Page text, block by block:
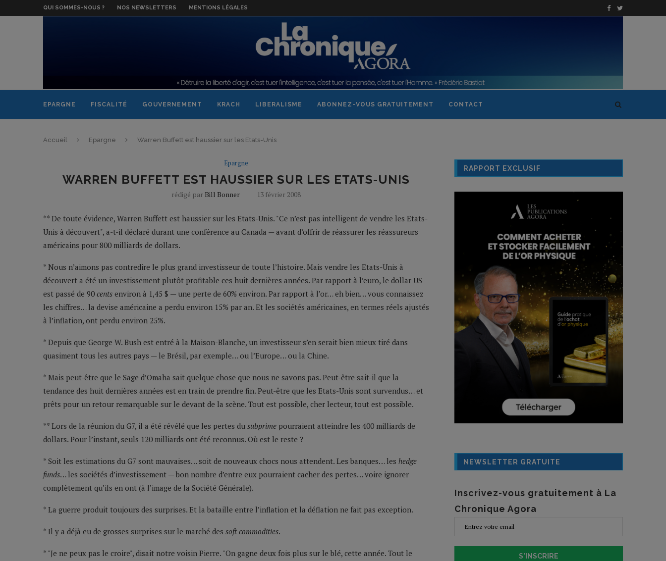
QUI SOMMES-NOUS ? NOS NEWSLETTERS MENTIONS LÉGALES
EPARGNE FISCALITÉ GOUVERNEMENT KRACH LIBERALISME ABONNEZ-VOUS GRATUITEMENT CONTACT
Accueil Epargne Warren Buffett est haussier sur les Etats-Unis
Epargne
WARREN BUFFETT EST HAUSSIER SUR LES ETATS-UNIS
rédigé par Bill Bonner 13 février 2008
** De toute évidence, Warren Buffett est haussier sur les Etats-Unis. "Ce n’est pas intelligent de vendre les Etats-
Unis à découvert", a-t-il déclaré durant une conférence au Canada — avant d’offrir de réassurer les réassureurs
américains pour 800 milliards de dollars.
* Nous n’aimons pas contredire le plus grand investisseur de toute l’histoire. Mais vendre les Etats-Unis à
découvert a été un investissement plutôt profitable ces huit dernières années. Par rapport à l’euro, le dollar US
est passé de 90 cents environ à 1,45 $ — une perte de 60% environ. Par rapport à l’or… eh bien… vous connaissez
les chiffres… la devise américaine a perdu environ 15% par an. Et les sociétés américaines, en termes réels ajustés
à l’inflation, ont perdu environ 25%.
* Depuis que George W. Bush est entré à la Maison-Blanche, un investisseur s’en serait bien mieux tiré dans
quasiment tous les autres pays — le Brésil, par exemple… ou l’Europe… ou la Chine.
* Mais peut-être que le Sage d’Omaha sait quelque chose que nous ne savons pas. Peut-être sait-il que la
tendance des huit dernières années est en train de prendre fin. Peut-être que les Etats-Unis sont survendus… et
prêts pour un retour remarquable sur le devant de la scène. Tout est possible, cher lecteur, tout est possible.
** Lors de la réunion du G7, il a été révélé que les pertes du subprime pourraient atteindre les 400 milliards de
dollars. Pour l’instant, seuls 120 milliards ont été reconnus. Où est le reste ?
* Soit les estimations du G7 sont mauvaises… soit de nouveaux chocs nous attendent. Les banques… les hedge
funds… les sociétés d’investissement — bon nombre d’entre eux pourraient cacher des pertes… voire ignorer
complètement qu’ils en ont (à l’image de la Société Générale).
* La guerre produit toujours des surprises. Et la bataille entre l’inflation et la déflation ne fait pas exception.
* Il y a déjà eu de grosses surprises sur le marché des soft commodities.
* "Je ne peux pas le croire", disait notre voisin Pierre. "On gagne deux fois plus sur le blé, cette année. Tout le
RAPPORT EXCLUSIF
NEWSLETTER GRATUITE
Inscrivez-vous gratuitement à La
Chronique Agora
S'INSCRIRE